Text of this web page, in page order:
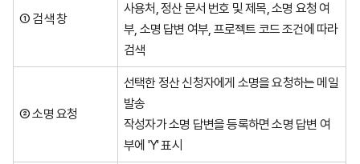
① 검색 창
사용처, 정산 문서 번호 및 제목, 소명 요청 여
부, 소명 답변 여부, 프로젝트 코드 조건에 따라
검색
② 소명 요청
선택한 정산 신청자에게 소명을 요청하는 메일
발송
작성자가 소명 답변을 등록하면 소명 답변 여
부에 'Y' 표시